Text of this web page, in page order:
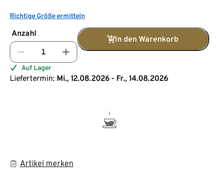
Richtige Größe ermitteln
Anzahl
In den Warenkorb
Auf Lager
Liefertermin: Mi., 12.08.2026 - Fr., 14.08.2026
Artikel merken